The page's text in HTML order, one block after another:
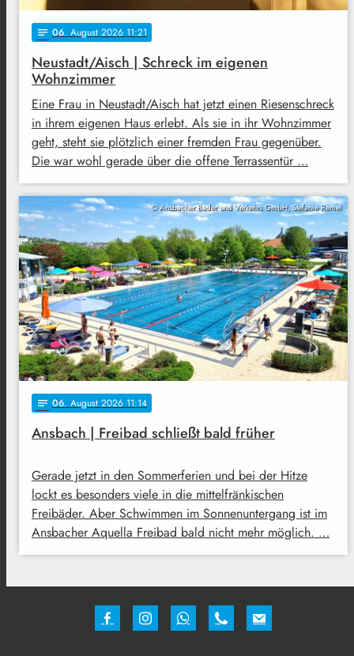
notes 06. August 2026 11:21
Neustadt/Aisch | Schreck im eigenen
Wohnzimmer
Eine Frau in Neustadt/Aisch hat jetzt einen Riesenschreck
in ihrem eigenen Haus erlebt. Als sie in ihr Wohnzimmer
geht, steht sie plötzlich einer fremden Frau gegenüber.
Die war wohl gerade über die offene Terrassentür …
© Ansbacher Bäder und Verkehrs GmbH, Stefanie Remel
notes 06. August 2026 11:14
Ansbach | Freibad schließt bald früher
Gerade jetzt in den Sommerferien und bei der Hitze
lockt es besonders viele in die mittelfränkischen
Freibäder. Aber Schwimmen im Sonnenuntergang ist im
Ansbacher Aquella Freibad bald nicht mehr möglich. …